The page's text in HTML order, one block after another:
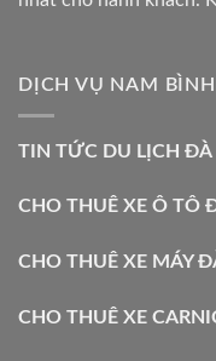
DỊCH VỤ NAM
TIN TỨC DU LỊCH ĐÀ
CHO THUÊ XE Ô TÔ
CHO THUÊ XE MÁY
CHO THUÊ XE